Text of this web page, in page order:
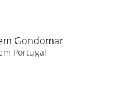
Gondomar
Portugal